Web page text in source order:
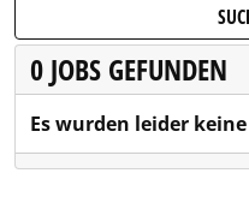
0 JOBS GEFUNDEN
Es wurden leider